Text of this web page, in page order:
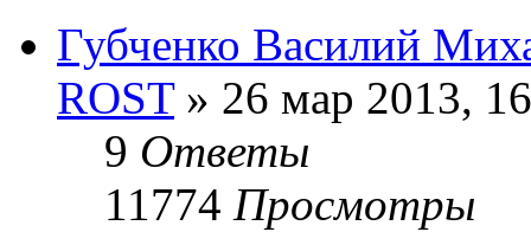
Губченко Василий
ROST» 26 мар 2013,
9 Ответы
11774 Просмотры